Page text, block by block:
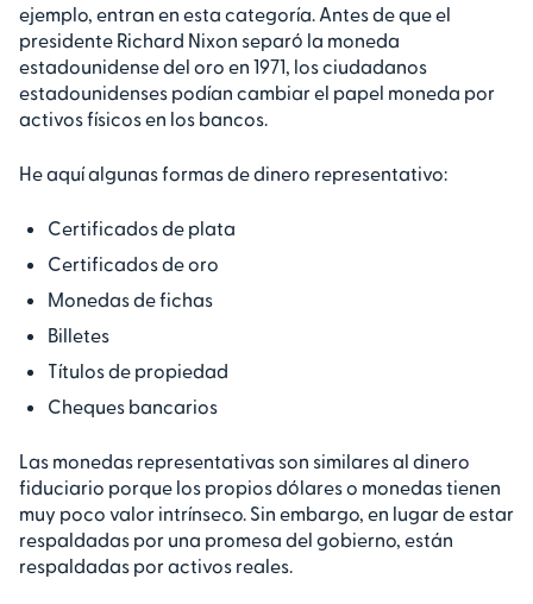
ejemplo, entran en esta categoría. Antes de que el
presidente Richard Nixon separó la moneda
estadounidense del oro en 1971, los ciudadanos
estadounidenses podían cambiar el papel moneda por
activos físicos en los bancos.
He aquí algunas formas de dinero representativo:
Certificados de plata
Certificados de oro
Monedas de fichas
Billetes
Títulos de propiedad
Cheques bancarios
Las monedas representativas son similares al dinero
fiduciario porque los propios dólares o monedas tienen
muy poco valor intrínseco. Sin embargo, en lugar de estar
respaldadas por una promesa del gobierno, están
respaldadas por activos reales.